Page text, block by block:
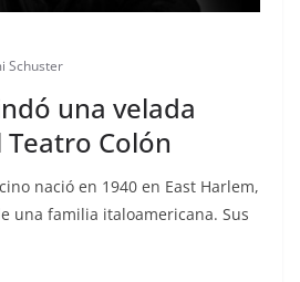
Schuster
una velada
Colón
nació en 1940 en East Harlem,
una familia italoamericana. Sus